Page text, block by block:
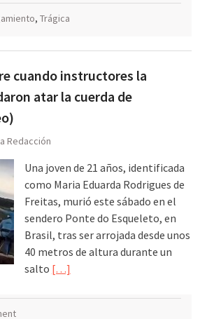
, Trágica
cuando instructores la
atar la cuerda de
Redacción
Una joven de 21 años, identificada
como Maria Eduarda Rodrigues de
Freitas, murió este sábado en el
sendero Ponte do Esqueleto, en
Brasil, tras ser arrojada desde unos
40 metros de altura durante un
salto […]